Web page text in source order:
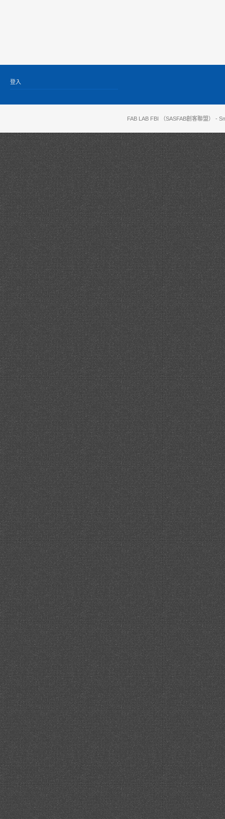
登入
FAB LAB FBI （SASFAB創客聯盟） -